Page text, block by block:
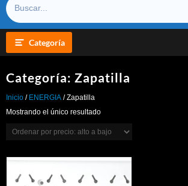
Categoría
Categoría: Zapatilla
Inicio / ENERGIA / Zapatilla
Mostrando el único resultado